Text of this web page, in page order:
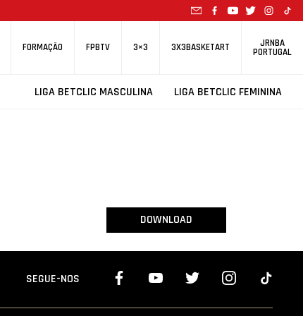
FORMAÇÃO FPBTV 3×3 3X3BASKETART JRNBA
PORTUGAL
LIGA BETCLIC MASCULINA LIGA BETCLIC FEMININA
DOWNLOAD
SEGUE-NOS